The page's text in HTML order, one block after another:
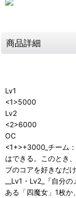
商品詳細
Lv1
<1>5000
Lv2
<2>6000
OC
<1+>+3000_チーム
はできる。このとき
ブのコアを好きなだ
__Lv1・Lv2_『自分
ある「四魔女」1枚か